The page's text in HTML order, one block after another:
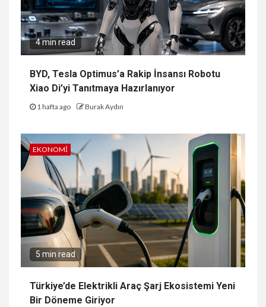
4 min read
BYD, Tesla Optimus’a Rakip İnsansı Robotu
Xiao Di’yi Tanıtmaya Hazırlanıyor
1 hafta ago Burak Aydın
EKONOMI
5 min read
Türkiye’de Elektrikli Araç Şarj Ekosistemi Yeni
Bir Döneme Giriyor